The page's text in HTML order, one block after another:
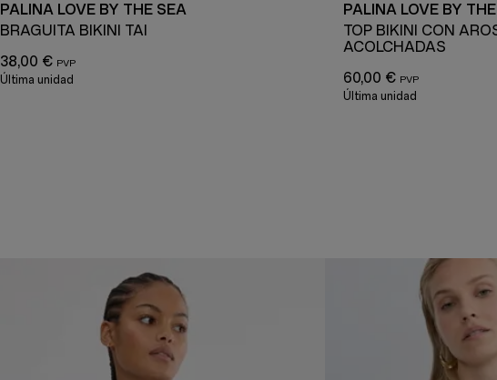
PALINA LOVE BY THE SEA
BRAGUITA BIKINI TAI
38,00 €
Última unidad
PALINA LOVE BY
TOP BIKINI CON
ACOLCHADAS
60,00 €
Última unidad